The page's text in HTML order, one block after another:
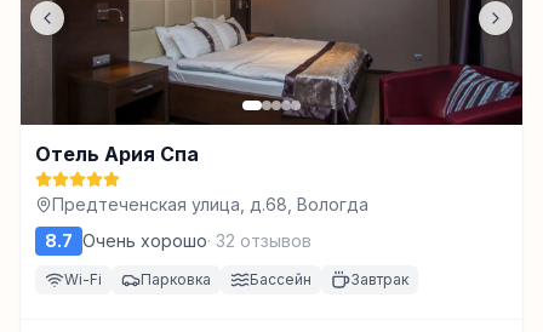
Отель Ария Спа
Предтеченская улица, д.68, Вологда
8.7 Очень хорошо· 32 отзывов
Wi-Fi Парковка Бассейн Завтрак